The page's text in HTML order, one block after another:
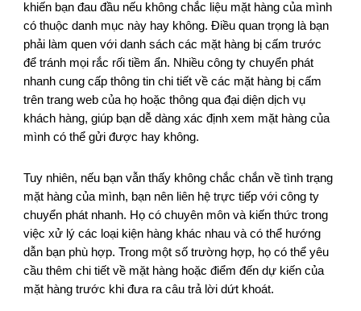
khiến bạn đau đầu nếu không chắc liệu mặt hàng của mình
có thuộc danh mục này hay không. Điều quan trọng là bạn
phải làm quen với danh sách các mặt hàng bị cấm trước
để tránh mọi rắc rối tiềm ẩn. Nhiều công ty chuyển phát
nhanh cung cấp thông tin chi tiết về các mặt hàng bị cấm
trên trang web của họ hoặc thông qua đại diện dịch vụ
khách hàng, giúp bạn dễ dàng xác định xem mặt hàng của
mình có thể gửi được hay không.
Tuy nhiên, nếu bạn vẫn thấy không chắc chắn về tình trạng
mặt hàng của mình, bạn nên liên hệ trực tiếp với công ty
chuyển phát nhanh. Họ có chuyên môn và kiến thức trong
việc xử lý các loại kiện hàng khác nhau và có thể hướng
dẫn bạn phù hợp. Trong một số trường hợp, họ có thể yêu
cầu thêm chi tiết về mặt hàng hoặc điểm đến dự kiến của
mặt hàng trước khi đưa ra câu trả lời dứt khoát.